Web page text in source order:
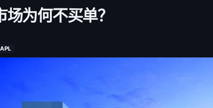
场为何不买单？